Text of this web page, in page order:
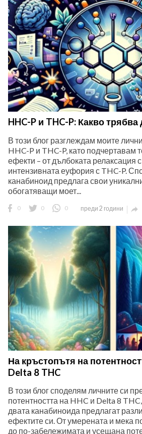
HHC-P и THC-P: Какво трябва
В този блог разглеждам моите
HHC-P и THC-P, като подчертавам
ефекти – от дълбоката релаксация
интензивната еуфория с THC-P.
канабиноид предлага свои
обогатяващи моет...
0 0 0 преди 2 години 
На кръстопътя на
Delta 8 THC
В този блог споделям личните си
потентността на HHC и Delta 8
двата канабиноида предлагат
ефектите си. От умерената и мека
до по-забележимата и усещана